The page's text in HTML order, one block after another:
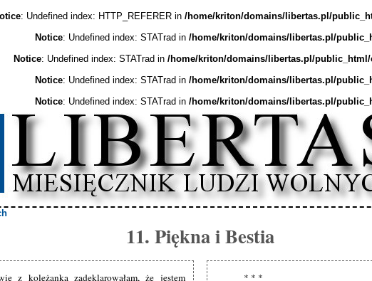
: Undefined index: HTTP_REFERER in /home/kriton/domains/libertas.pl/
Notice: Undefined index: STATrad in /home/kriton/domains/libertas.pl/
Notice: Undefined index: STATrad in /home/kriton/domains/libertas.pl/public_html/
Notice: Undefined index: STATrad in /home/kriton/domains/libertas.pl/
Notice: Undefined index: STATrad in /home/kriton/domains/libertas.pl/
11. Piękna i Bestia
z koleżanką zadeklarowałam, że jestem
* * *